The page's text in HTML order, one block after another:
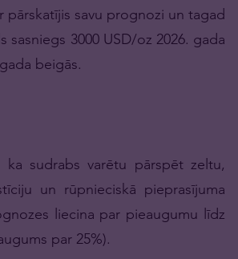
pārskatījis savu prognozi un tagad
sasniegs 3000 USD/oz 2026. gada
beigās.
ka sudrabs varētu pārspēt zeltu,
un rūpnieciskā pieprasījuma
liecina par pieaugumu līdz
par 25%).